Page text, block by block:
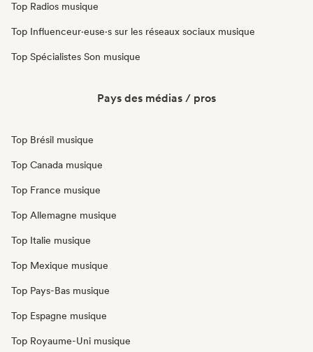
Top Radios musique
Top Influenceur·euse·s sur les réseaux sociaux musique
Top Spécialistes Son musique
Pays des médias / pros
Top Brésil musique
Top Canada musique
Top France musique
Top Allemagne musique
Top Italie musique
Top Mexique musique
Top Pays-Bas musique
Top Espagne musique
Top Royaume-Uni musique